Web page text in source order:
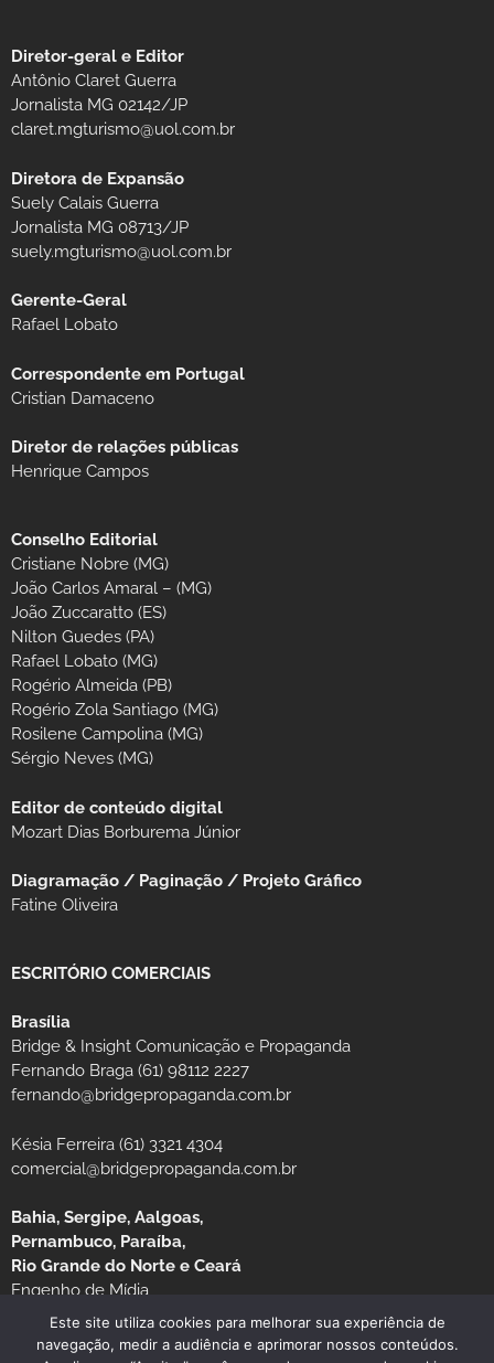
Diretor-geral e Editor
Antônio Claret Guerra
Jornalista MG 02142/JP
claret.mgturismo@uol.com.br
Diretora de Expansão
Suely Calais Guerra
Jornalista MG 08713/JP
suely.mgturismo@uol.com.br
Gerente-Geral
Rafael Lobato
Correspondente em Portugal
Cristian Damaceno
Diretor de relações públicas
Henrique Campos
Conselho Editorial
Cristiane Nobre (MG)
João Carlos Amaral – (MG)
João Zuccaratto (ES)
Nilton Guedes (PA)
Rafael Lobato (MG)
Rogério Almeida (PB)
Rogério Zola Santiago (MG)
Rosilene Campolina (MG)
Sérgio Neves (MG)
Editor de conteúdo digital
Mozart Dias Borburema Júnior
Diagramação / Paginação / Projeto Gráfico
Fatine Oliveira
ESCRITÓRIO COMERCIAIS
Brasília
Bridge & Insight Comunicação e Propaganda
Fernando Braga (61) 98112 2227
fernando@bridgepropaganda.com.br
Késia Ferreira (61) 3321 4304
comercial@bridgepropaganda.com.br
Bahia, Sergipe, Aalgoas,
Pernambuco, Paraíba,
Rio Grande do Norte e Ceará
Engenho de Mídia
Luciano Moura (81) 99939-0235 / (81) 3126-8181
Este site utiliza cookies para melhorar sua experiência de
navegação, medir a audiência e aprimorar nossos conteúdos.